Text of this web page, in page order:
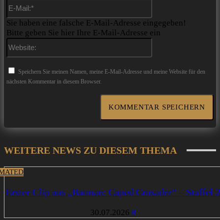
Sie haben eine falsche E-Mail-Adresse eingegeben!
Bitte geben Sie hier Ihre E-Mail-Adresse ein
Speichern Sie meinen Namen, meine E-Mail-Adresse und meine Website für den
nächsten Kommentar in diesem Browser.
WEITERE NEWS ZU DIESEM THEMA
Erster Clip aus „Batman: Caped Crusader“ – Staffel 2
30.07.2026 8